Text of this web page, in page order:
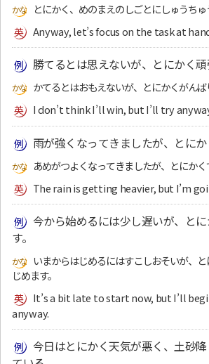
とにかく、めのまえのしごとにしゅうちゅ
Anyway, let’s focus on the task at
勝てるとは思えないが、とにかく頑
かてるとはおもえないが、とにかくがんば
I don’t think I’ll win, but I’ll try
雨が強くなってきましたが、とにか
あめがつよくなってきましたが、とにかく
The rain is getting heavier, but I’m
今から始めるには少し遅いが、と
す。
いまからはじめるにはすこしおそいが、
じめます。
It’s a bit late to start now, but I’ll
anyway.
今日はとにかく天気が悪く、土砂